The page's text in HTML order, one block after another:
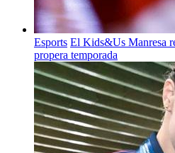
Esports El Kids&Us Manresa
propera temporada